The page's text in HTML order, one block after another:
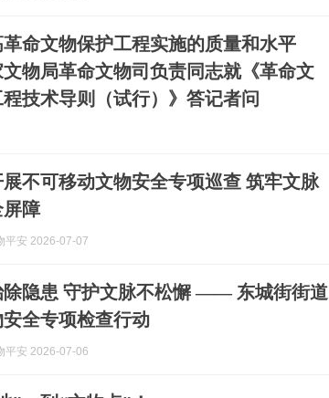
命文物保护工程实施的质量和水平
物局革命文物司负责同志就《革命文
技术导则（试行）》答记者问
不可移动文物安全专项巡查 筑牢文脉
障
平安 2026-07-07
除隐患 守护文脉不松懈 —— 东城街街道
全专项检查行动
平安 2026-07-06